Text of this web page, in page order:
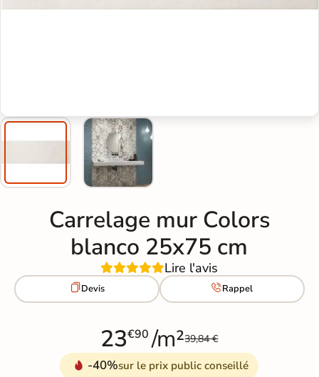
Carrelage mur Colors
blanco 25x75 cm
Lire l'avis
Devis Rappel
23€90 /m²39,84 €
-40%sur le prix public conseillé